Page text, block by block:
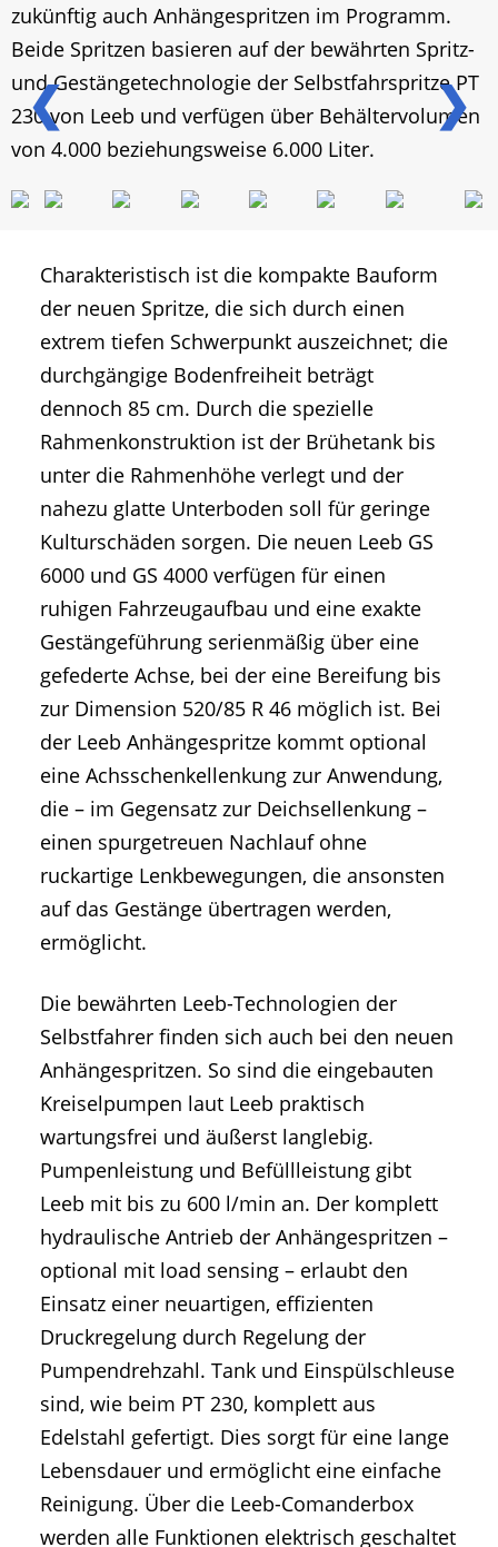
❮ ❯
zukünftig auch Anhängespritzen im Programm.
Beide Spritzen basieren auf der bewährten Spritz-
und Gestängetechnologie der Selbstfahrspritze PT
230 von Leeb und verfügen über Behältervolumen
von 4.000 beziehungsweise 6.000 Liter.
Charakteristisch ist die kompakte Bauform
der neuen Spritze, die sich durch einen
extrem tiefen Schwerpunkt auszeichnet; die
durchgängige Bodenfreiheit beträgt
dennoch 85 cm. Durch die spezielle
Rahmenkonstruktion ist der Brühetank bis
unter die Rahmenhöhe verlegt und der
nahezu glatte Unterboden soll für geringe
Kulturschäden sorgen. Die neuen Leeb GS
6000 und GS 4000 verfügen für einen
ruhigen Fahrzeugaufbau und eine exakte
Gestängeführung serienmäßig über eine
gefederte Achse, bei der eine Bereifung bis
zur Dimension 520/85 R 46 möglich ist. Bei
der Leeb Anhängespritze kommt optional
eine Achsschenkellenkung zur Anwendung,
die – im Gegensatz zur Deichsellenkung –
einen spurgetreuen Nachlauf ohne
ruckartige Lenkbewegungen, die ansonsten
auf das Gestänge übertragen werden,
ermöglicht.
Die bewährten Leeb-Technologien der
Selbstfahrer finden sich auch bei den neuen
Anhängespritzen. So sind die eingebauten
Kreiselpumpen laut Leeb praktisch
wartungsfrei und äußerst langlebig.
Pumpenleistung und Befüllleistung gibt
Leeb mit bis zu 600 l/min an. Der komplett
hydraulische Antrieb der Anhängespritzen –
optional mit load sensing – erlaubt den
Einsatz einer neuartigen, effizienten
Druckregelung durch Regelung der
Pumpendrehzahl. Tank und Einspülschleuse
sind, wie beim PT 230, komplett aus
Edelstahl gefertigt. Dies sorgt für eine lange
Lebensdauer und ermöglicht eine einfache
Reinigung. Über die Leeb-Comanderbox
werden alle Funktionen elektrisch geschaltet